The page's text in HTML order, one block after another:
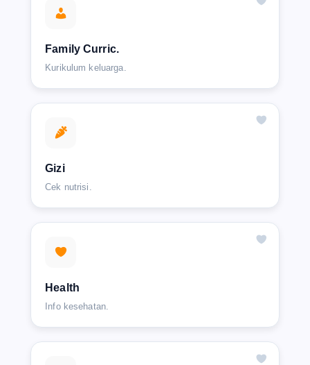
Family Curric.
Kurikulum keluarga.
Gizi
Cek nutrisi.
Health
Info kesehatan.